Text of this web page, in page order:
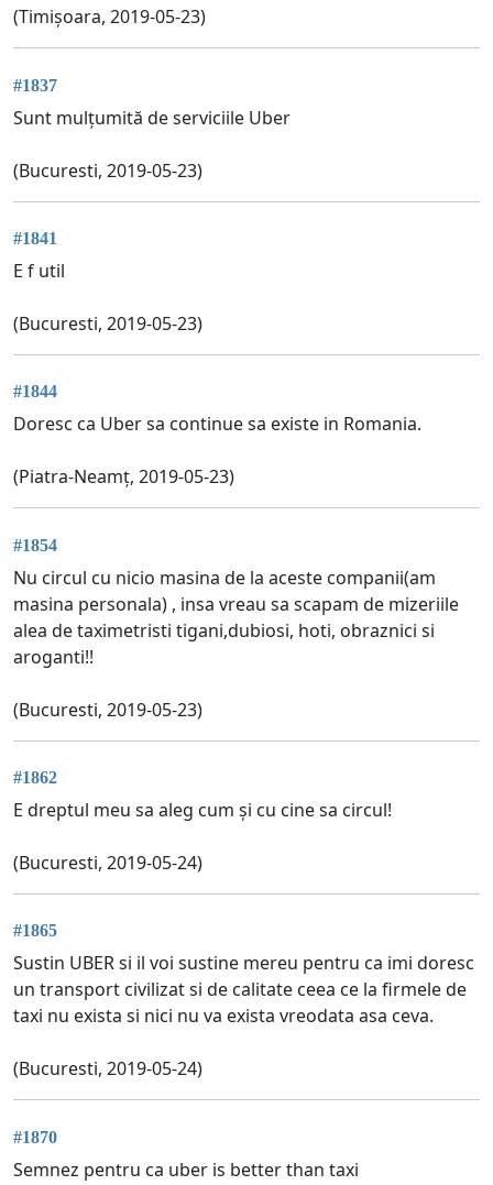
(Timișoara, 2019-05-23)
#1837
Sunt mulțumită de serviciile Uber
(Bucuresti, 2019-05-23)
#1841
E f util
(Bucuresti, 2019-05-23)
#1844
Doresc ca Uber sa continue sa existe in Romania.
(Piatra-Neamț, 2019-05-23)
#1854
Nu circul cu nicio masina de la aceste companii(am
masina personala) , insa vreau sa scapam de mizeriile
alea de taximetristi tigani,dubiosi, hoti, obraznici si
aroganti!!
(Bucuresti, 2019-05-23)
#1862
E dreptul meu sa aleg cum și cu cine sa circul!
(Bucuresti, 2019-05-24)
#1865
Sustin UBER si il voi sustine mereu pentru ca imi doresc
un transport civilizat si de calitate ceea ce la firmele de
taxi nu exista si nici nu va exista vreodata asa ceva.
(Bucuresti, 2019-05-24)
#1870
Semnez pentru ca uber is better than taxi